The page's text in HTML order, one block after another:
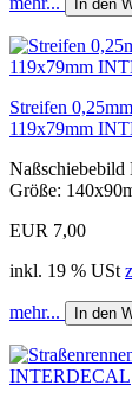
In den
Streifen
119x79mm
Naßschiebebild
Größe:
EUR 7,00
inkl. 19 % USt
mehr... In den